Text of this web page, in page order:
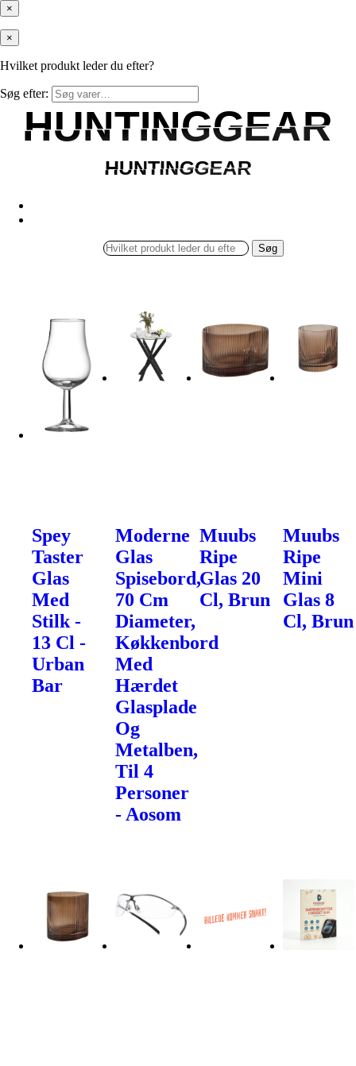
×
×
Hvilket produkt leder du efter?
Søg efter:
HUNTINGGEAR
HUNTINGGEAR
HUNTINGGEAR
HUNTINGGEAR
Søg
Spey
Taster
Glas
Med
Stilk -
13 Cl -
Urban
Bar
Moderne
Glas
Spisebord,
70 Cm
Diameter,
Køkkenbord
Med
Hærdet
Glasplade
Og
Metalben,
Til 4
Personer
- Aosom
Muubs
Ripe
Glas 20
Cl, Brun
Muubs
Ripe
Mini
Glas 8
Cl, Brun